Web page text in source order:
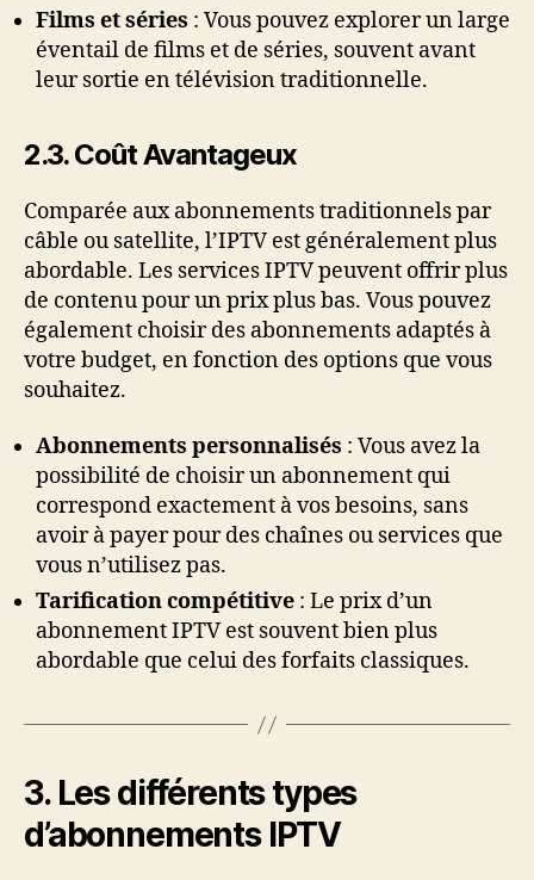
Films et séries : Vous pouvez explorer un large
éventail de films et de séries, souvent avant
leur sortie en télévision traditionnelle.
2.3. Coût Avantageux
Comparée aux abonnements traditionnels par
câble ou satellite, l’IPTV est généralement plus
abordable. Les services IPTV peuvent offrir plus
de contenu pour un prix plus bas. Vous pouvez
également choisir des abonnements adaptés à
votre budget, en fonction des options que vous
souhaitez.
Abonnements personnalisés : Vous avez la
possibilité de choisir un abonnement qui
correspond exactement à vos besoins, sans
avoir à payer pour des chaînes ou services que
vous n’utilisez pas.
Tarification compétitive : Le prix d’un
abonnement IPTV est souvent bien plus
abordable que celui des forfaits classiques.
3. Les différents types
d’abonnements IPTV